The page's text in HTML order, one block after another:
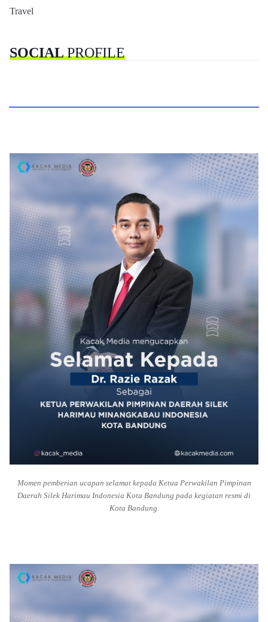
Travel
SOCIALPROFILE
Momen pemberian ucapan selamat kepada Ketua Perwakilan Pimpinan
Daerah Silek Harimau Indonesia Kota Bandung pada kegiatan resmi di
Kota Bandung.